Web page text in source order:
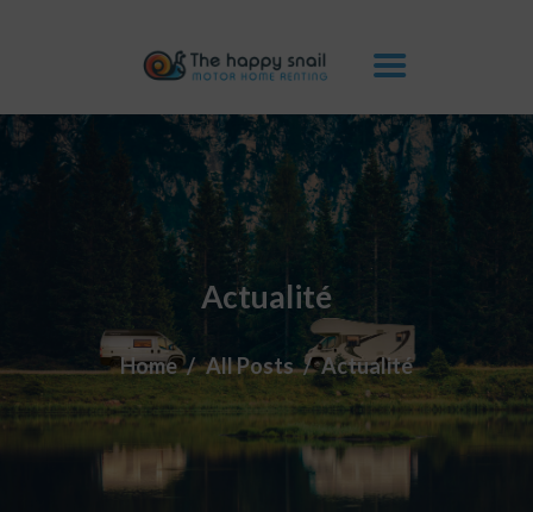
Actualité
Home All Posts Actualité
THE HAPPY SNAIL
CAMPING-CARS
AVANTAGES
GALERIE
CONTACTS
BLOG